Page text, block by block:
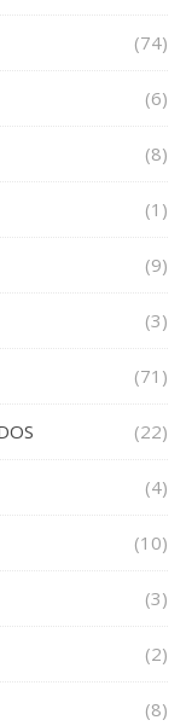
(74)
(6)
(8)
(1)
(9)
(3)
(71)
(22)
(4)
(10)
(3)
(2)
(8)